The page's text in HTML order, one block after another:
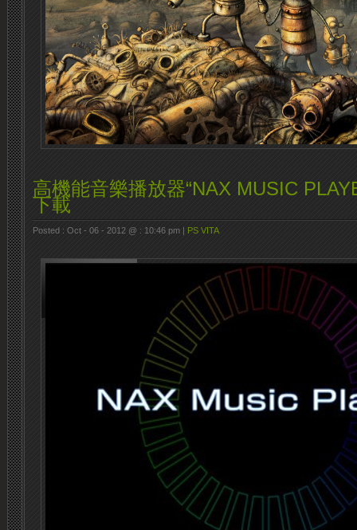
高機能音樂播放器“NAX MUSIC
下載
Posted : Oct - 06 - 2012 @ : 10:46 pm | PS VITA